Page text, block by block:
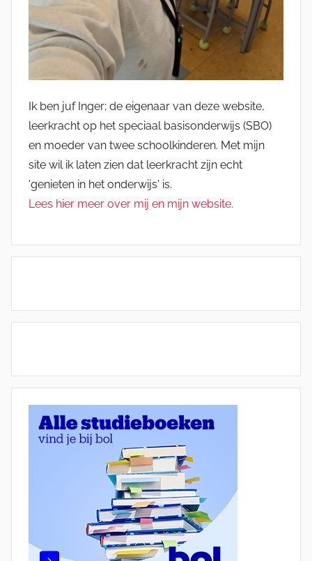
Ik ben juf Inger; de eigenaar van deze website,
leerkracht op het speciaal basisonderwijs (SBO)
en moeder van twee schoolkinderen. Met mijn
site wil ik laten zien dat leerkracht zijn echt
'genieten in het onderwijs' is.
Lees hier meer over mij en mijn website.